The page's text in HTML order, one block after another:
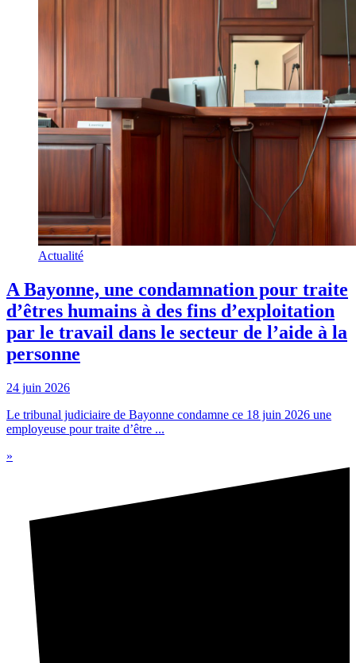
Actualité
A Bayonne, une condamnation pour traite
d’êtres humains à des fins d’exploitation
par le travail dans le secteur de l’aide à la
personne
24 juin 2026
Le tribunal judiciaire de Bayonne condamne ce 18 juin 2026 une
employeuse pour traite d’être ...
»